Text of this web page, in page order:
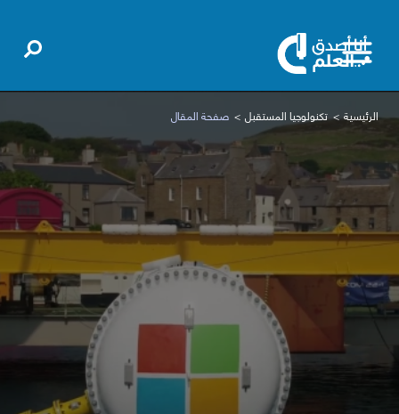
الرئيسية تكنولوجيا المستقبل صفحة المقال